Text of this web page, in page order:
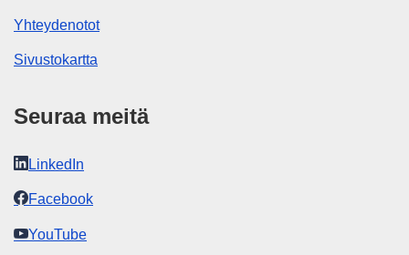
Yhteydenotot
Sivustokartta
Seuraa meitä
LinkedIn
Facebook
YouTube